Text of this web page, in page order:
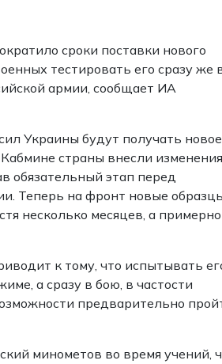
сроки поставки нового
тестировать его сразу же
армии, сообщает ИА
Украины будут получать новое
страны внесли
обязательный этап перед
Теперь на фронт новые
несколько месяцев, а примерно
к тому, что испытывать
а сразу в бою, в частости
предварительно
минометов во время учений,